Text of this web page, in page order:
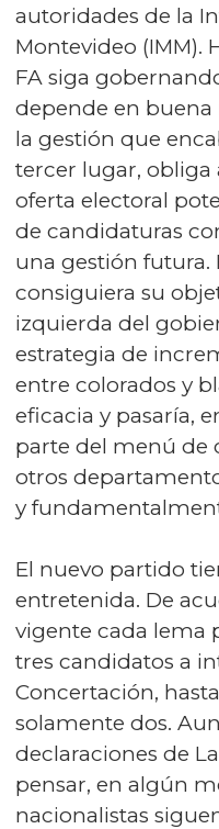
autoridades de la
Montevideo (IMM).
FA siga
depende en
la gestión que
tercer lugar, obliga
oferta electoral
de candidaturas
una gestión futura.
consiguiera su
izquierda del
estrategia de
entre colorados y
eficacia y pasaría,
parte del menú de
otros
y
El nuevo partido
entretenida. De
vigente cada lema
tres candidatos a
Concertación,
solamente dos.
declaraciones de
pensar, en algún
nacionalistas